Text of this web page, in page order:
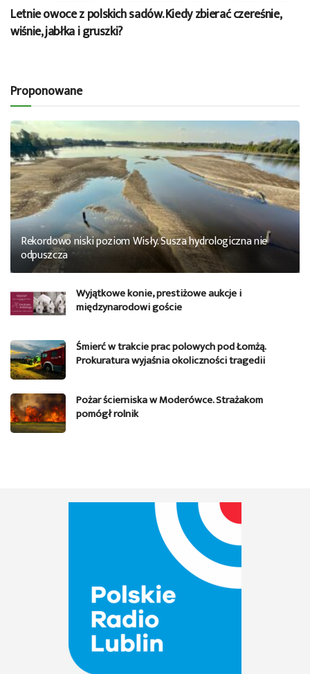
Letnie owoce z polskich sadów. Kiedy zbierać czereśnie,
wiśnie, jabłka i gruszki?
Proponowane
Rekordowo niski poziom Wisły. Susza hydrologiczna nie
odpuszcza
Wyjątkowe konie, prestiżowe aukcje i
międzynarodowi goście
Śmierć w trakcie prac polowych pod Łomżą.
Prokuratura wyjaśnia okoliczności tragedii
Pożar ścierniska w Moderówce. Strażakom
pomógł rolnik